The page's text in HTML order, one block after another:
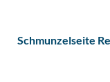
Schmunzelseite